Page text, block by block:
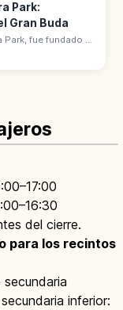
Park:
Gran Buda
fue fundado en
Shomu.
del cierre.
para los recintos
inferior: